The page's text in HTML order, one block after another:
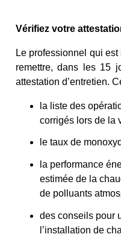
Vérifiez votre
Le professionnel qui
remettre, dans les 15
attestation d’entretien.
la liste des
corrigés lors de la
le taux de
la performance
estimée de la
de polluants
des conseils pour
l’installation de